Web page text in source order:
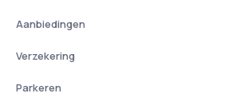
Aanbiedingen
Verzekering
Parkeren